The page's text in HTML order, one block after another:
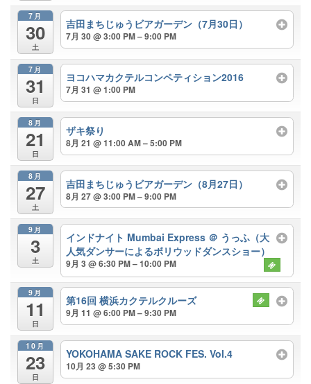
7月
30
土
吉田まちじゅうビアガーデン（7月30日）
7月 30 @ 3:00 PM – 9:00 PM
7月
31
日
ヨコハマカクテルコンペティション2016
7月 31 @ 1:00 PM
8月
21
日
ザキ祭り
8月 21 @ 11:00 AM – 5:00 PM
8月
27
土
吉田まちじゅうビアガーデン（8月27日）
8月 27 @ 3:00 PM – 9:00 PM
9月
3
土
インドナイト Mumbai Express ＠ うっふ（大
人気ダンサーによるボリウッドダンスショー）
9月 3 @ 6:30 PM – 10:00 PM
9月
11
日
第16回 横浜カクテルクルーズ
9月 11 @ 6:00 PM – 9:30 PM
10月
23
日
YOKOHAMA SAKE ROCK FES. Vol.4
10月 23 @ 5:30 PM